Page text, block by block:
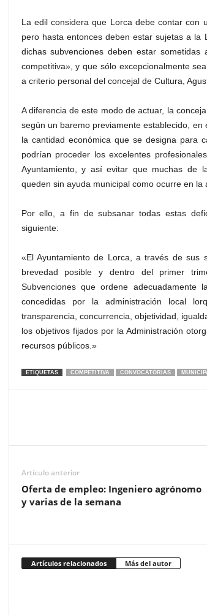
La edil considera que Lorca debe contar con
pero hasta entonces deben estar sujetas a la
dichas subvenciones deben estar
competitiva», y que sólo excepcionalmente
a criterio personal del concejal de Cultura,
A diferencia de este modo de actuar, la
según un baremo previamente establecido,
la cantidad económica que se designa para
podrían proceder los excelentes
Ayuntamiento, y así evitar que muchas de
queden sin ayuda municipal como ocurre en la
Por ello, a fin de subsanar todas estas
siguiente:
«El Ayuntamiento de Lorca, a través de sus
brevedad posible y dentro del primer
Subvenciones que ordene
concedidas por la administración local
transparencia, concurrencia, objetividad,
los objetivos fijados por la Administración
recursos públicos.»
ETIQUETAS COMPETITIVA CONVOCATORIAS
Artículo anterior
Oferta de empleo: Ingeniero agrónomo
y varias de la semana
Artículos relacionados Más del autor